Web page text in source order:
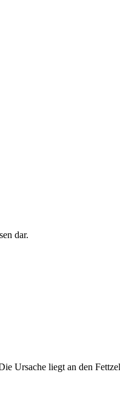
Ursache liegt an den